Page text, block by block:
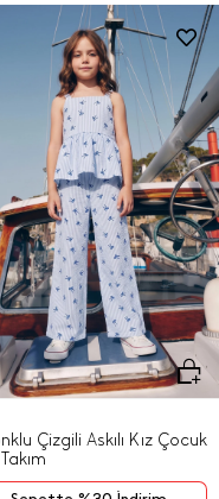
Çizgili Askılı Kız Çocuk